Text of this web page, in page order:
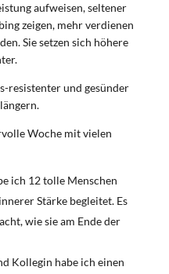
aufweisen, seltener
zeigen, mehr verdienen
Sie setzen sich höhere
resistenter und gesünder
Woche mit vielen
ich 12 tolle Menschen
Stärke begleitet. Es
wie sie am Ende der
Kollegin habe ich einen